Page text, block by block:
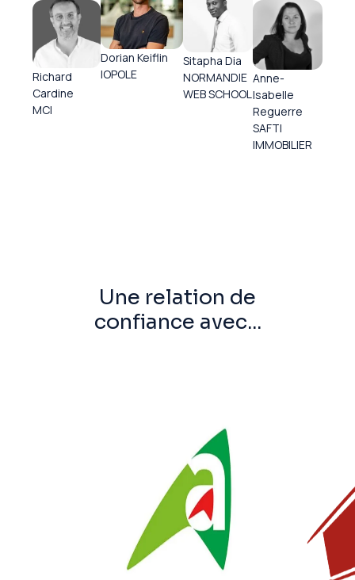
Richard
Cardine
MCI
Dorian Keiflin
IOPOLE
Sitapha Dia
NORMANDIE
WEB SCHOOL
Anne-
Isabelle
Reguerre
SAFTI
IMMOBILIER
Une relation de
confiance avec...